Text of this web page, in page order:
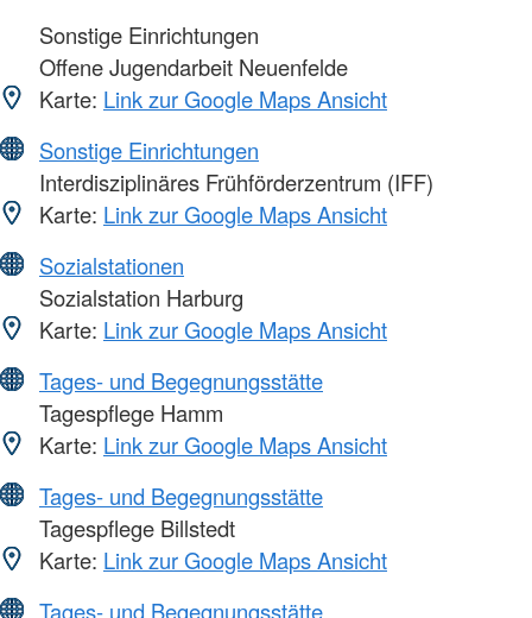
Sonstige Einrichtungen
Offene Jugendarbeit Neuenfelde
Karte: Link zur Google Maps Ansicht
Sonstige Einrichtungen
Interdisziplinäres Frühförderzentrum (IFF)
Karte: Link zur Google Maps Ansicht
Sozialstationen
Sozialstation Harburg
Karte: Link zur Google Maps Ansicht
Tages- und Begegnungsstätte
Tagespflege Hamm
Karte: Link zur Google Maps Ansicht
Tages- und Begegnungsstätte
Tagespflege Billstedt
Karte: Link zur Google Maps Ansicht
Tages- und Begegnungsstätte